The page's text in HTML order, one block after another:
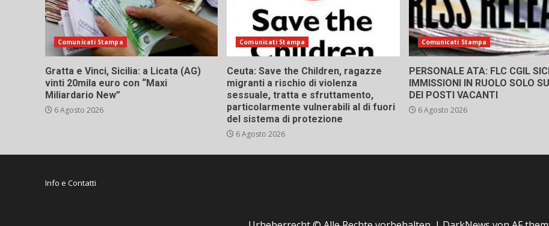
Comunicati Stampa
Gratta e Vinci, Sicilia: a Licata (AG)
vinti 20mila euro con “Maxi
Miliardario New”
6 Agosto 2026
Comunicati Stampa
Ceuta: Save the Children, ragazze
migranti a rischio di violenza
sessuale, tratta e sfruttamento,
particolarmente vulnerabili al di fuori
del sistema di protezione
6 Agosto 2026
Comunicati Stampa
PERSONALE ATA: FLC CGIL
IMMISSIONI IN RUOLO SOLO
DEI POSTI VACANTI
6 Agosto 2026
Info e Contatti